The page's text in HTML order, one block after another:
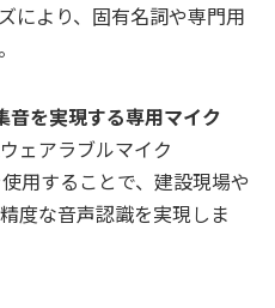
により、固有名詞や専門用
音を実現する専用マイク
ェアラブルマイク
用することで、建設現場や
度な音声認識を実現しま